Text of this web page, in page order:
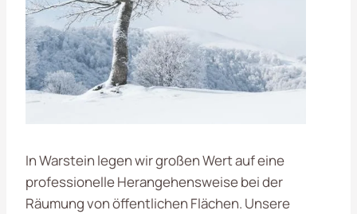
In Warstein legen wir großen Wert auf eine
professionelle Herangehensweise bei der
Räumung von öffentlichen Flächen. Unsere